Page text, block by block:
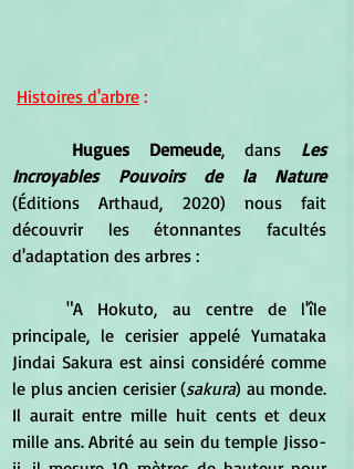
Histoires d'arbre :
Hugues Demeude, dans Les
Incroyables Pouvoirs de la Nature
(Éditions Arthaud, 2020) nous fait
découvrir les étonnantes facultés
d'adaptation des arbres :
	"A Hokuto, au centre de l'île
principale, le cerisier appelé Yumataka
Jindai Sakura est ainsi considéré comme
le plus ancien cerisier (sakura) au monde.
Il aurait entre mille huit cents et deux
mille ans. Abrité au sein du temple Jisso-